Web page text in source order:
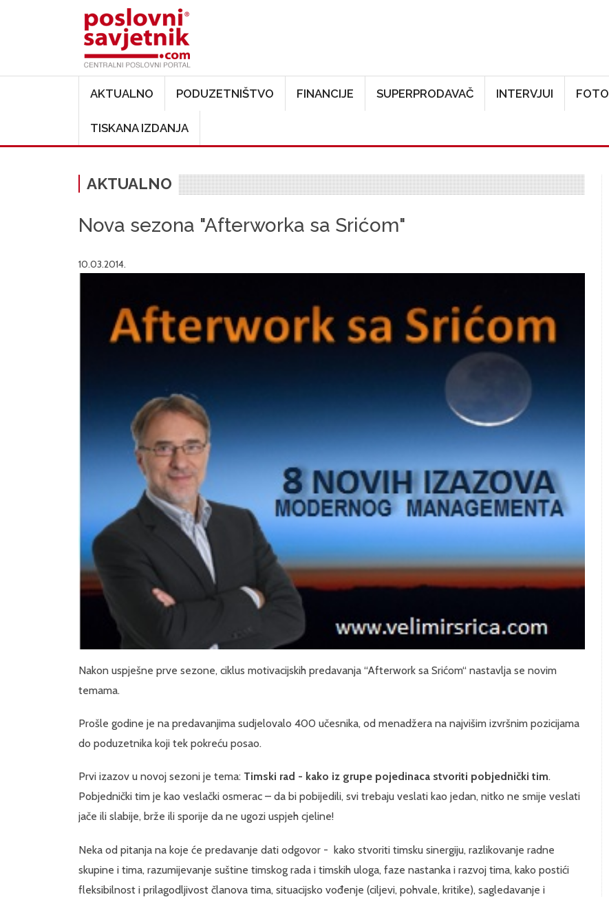
AKTUALNO PODUZETNIŠTVO FINANCIJE SUPERPRODAVAČ INTERVJUI FOTO
TISKANA IZDANJA
AKTUALNO
Nova sezona "Afterworka sa Srićom"
10.03.2014.
Nakon uspješne prve sezone, ciklus motivacijskih predavanja “Afterwork sa Srićom“ nastavlja se novim
temama.
Prošle godine je na predavanjima sudjelovalo 400 učesnika, od menadžera na najvišim izvršnim pozicijama
do poduzetnika koji tek pokreću posao.
Prvi izazov u novoj sezoni je tema: Timski rad - kako iz grupe pojedinaca stvoriti pobjednički tim.
Pobjednički tim je kao veslački osmerac – da bi pobijedili, svi trebaju veslati kao jedan, nitko ne smije veslati
jače ili slabije, brže ili sporije da ne ugozi uspjeh cjeline!
Neka od pitanja na koje će predavanje dati odgovor - kako stvoriti timsku sinergiju, razlikovanje radne
skupine i tima, razumijevanje suštine timskog rada i timskih uloga, faze nastanka i razvoj tima, kako postići
fleksibilnost i prilagodljivost članova tima, situacijsko vođenje (ciljevi, pohvale, kritike), sagledavanje i